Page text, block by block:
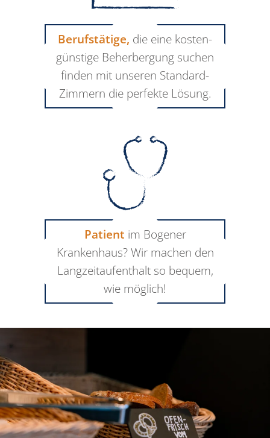
Berufstätige, die eine kos­ten­
günstige Beherbergung suchen
finden mit unseren Stan­dard-
Zimmern die perfekte Lösung.
Patient im Bogener
Krankenhaus? Wir machen den
Langzeitaufenthalt so bequem,
wie möglich!